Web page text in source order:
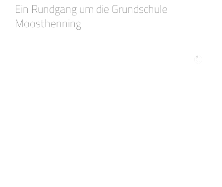
Ein Rundgang um die Grundschule
Moosthenning